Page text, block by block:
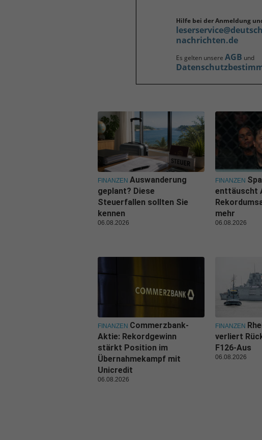
Hilfe bei der Anmeldung
nachrichten.de
Es gelten unsere AGB und
FINANZEN Auswanderung
geplant? Diese
Steuerfallen sollten Sie
kennen
06.08.2026
FINANZEN
enttäuscht
mehr
06.08.2026
FINANZEN Commerzbank-
Aktie: Rekordgewinn
stärkt Position im
Übernahmekampf mit
Unicredit
06.08.2026
FINANZEN
verliert
F126-Aus
06.08.2026